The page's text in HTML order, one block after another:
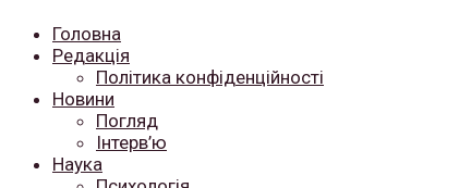
Головна
Редакція
Політика конфіденційності
Новини
Погляд
Інтерв’ю
Наука